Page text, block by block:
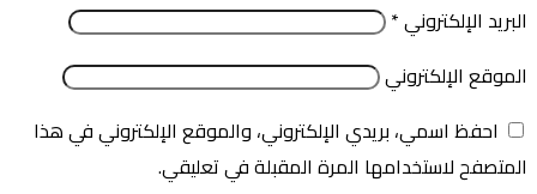
البريد الإلكتروني*
الموقع الإلكتروني
احفظ اسمي، بريدي الإلكتروني، والموقع الإلكتروني في هذا
المتصفح لاستخدامها المرة المقبلة في تعليقي.